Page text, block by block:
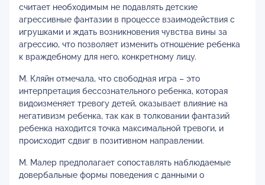
считает необходимым не подавлять детские
агрессивные фантазии в процессе взаимодействия с
игрушками и ждать возникновения чувства вины за
агрессию, что позволяет изменить отношение ребенка
к враждебному для него, конкретному лицу.
М. Кляйн отмечала, что свободная игра – это
интерпретация бессознательного ребенка, которая
видоизменяет тревогу детей, оказывает влияние на
негативизм ребенка, так как в толковании фантазий
ребенка находится точка максимальной тревоги, и
происходит сдвиг в позитивном направлении.
М. Малер предполагает сопоставлять наблюдаемые
довербальные формы поведения с данными о